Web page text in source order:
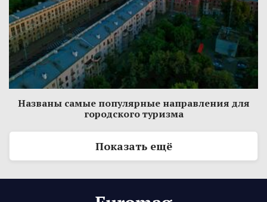
Названы самые популярные направления для
городского туризма
Показать ещё